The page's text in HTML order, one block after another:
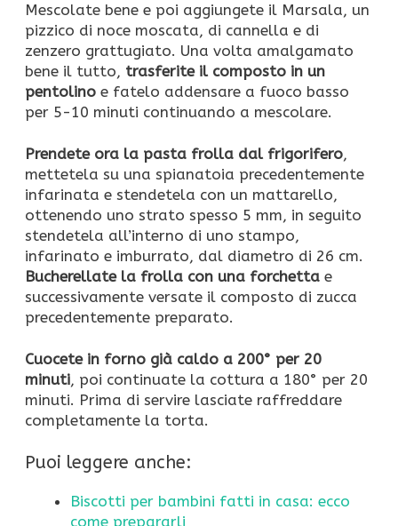
Mescolate bene e poi aggiungete il Marsala, un
pizzico di noce moscata, di cannella e di
zenzero grattugiato. Una volta amalgamato
bene il tutto, trasferite il composto in un
pentolino e fatelo addensare a fuoco basso
per 5-10 minuti continuando a mescolare.
Prendete ora la pasta frolla dal frigorifero,
mettetela su una spianatoia precedentemente
infarinata e stendetela con un mattarello,
ottenendo uno strato spesso 5 mm, in seguito
stendetela all’interno di uno stampo,
infarinato e imburrato, dal diametro di 26 cm.
Bucherellate la frolla con una forchetta e
successivamente versate il composto di zucca
precedentemente preparato.
Cuocete in forno già caldo a 200° per 20
minuti, poi continuate la cottura a 180° per 20
minuti. Prima di servire lasciate raffreddare
completamente la torta.
Puoi leggere anche:
Biscotti per bambini fatti in casa: ecco
come prepararli